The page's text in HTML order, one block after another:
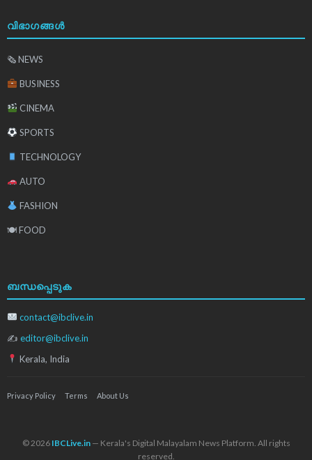
വിഭാഗങ്ങൾ
🗞 NEWS
BUSINESS
CINEMA
SPORTS
TECHNOLOGY
AUTO
FASHION
🍽 FOOD
ബന്ധപ്പെടുക
contact@ibclive.in
✍ editor@ibclive.in
Kerala, India
Privacy Policy Terms About Us
© 2026 IBCLive.in— Kerala's Digital Malayalam News Platform. All rights
reserved.